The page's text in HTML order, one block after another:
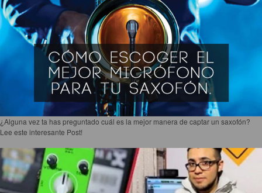
¿Alguna vez ta has preguntado cuál es la mejor manera de captar un saxofón?
Lee este interesante Post!